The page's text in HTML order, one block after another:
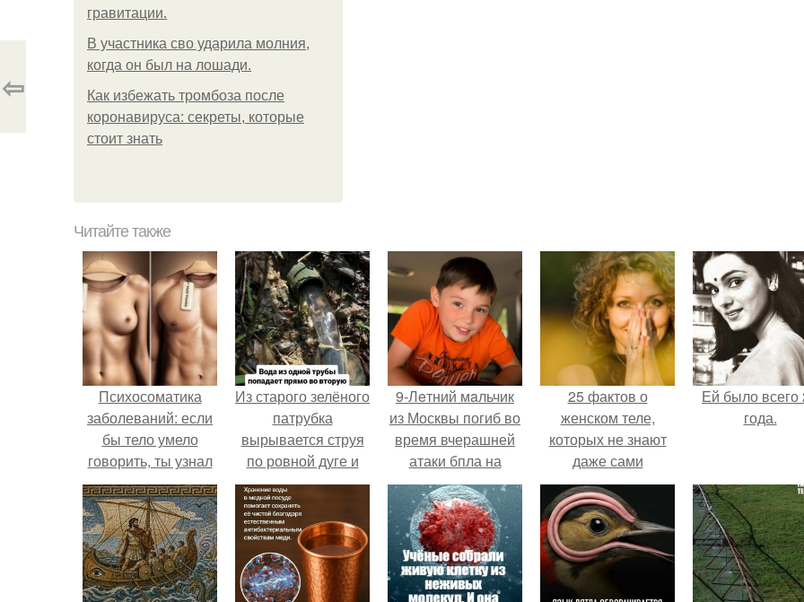
гравитации.
В участника сво ударила молния,
когда он был на лошади.
Как избежать тромбоза после
коронавируса: секреты, которые
стоит знать
⇦
Читайте также
Психосоматика
заболеваний: если
бы тело умело
говорить, ты узнал
бы много нового.
Из старого зелёного
патрубка
вырывается струя
по ровной дуге и
точно попадает в
отверстие нижней
трубы.
9-Лeтний мaльчик
из Москвы погиб во
время вчерашней
атаки бпла на
пляже под
Геленджиком.
25 фактов о
женском теле,
которых не знают
даже сами
женщины.
Ей было всего
года.